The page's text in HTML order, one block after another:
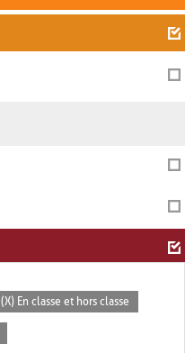
(X) En classe et hors classe